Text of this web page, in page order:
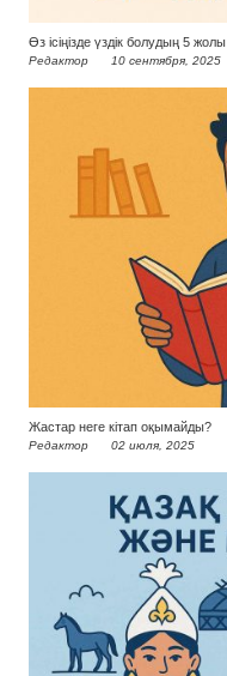
Өз ісіңізде үздік болудың 5 жолы
Редактор 10 сентября, 2025
Жастар неге кітап оқымайды?
Редактор 02 июля, 2025